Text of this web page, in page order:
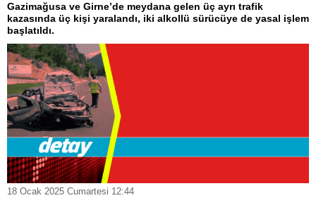
Gazimağusa ve Girne’de meydana gelen üç ayrı trafik
kazasında üç kişi yaralandı, iki alkollü sürücüye de yasal işlem
başlatıldı.
18 Ocak 2025 Cumartesi 12:44